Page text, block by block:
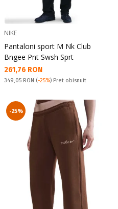
NIKE
Pantaloni sport M Nk Club
Bngee Pnt Swsh Sprt
Текуща цена:
261,76 RON
Pret obisnuit:
349,05 RON (-25%) Pret obisnuit
-25%